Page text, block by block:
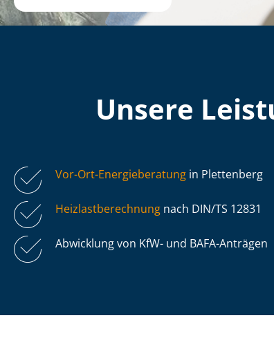
Unsere
Vor-Ort-Energieberatung in Plettenberg
Heiz­last­be­rech­nung nach DIN/TS 12831
Abwicklung von KfW- und BAFA-Anträgen